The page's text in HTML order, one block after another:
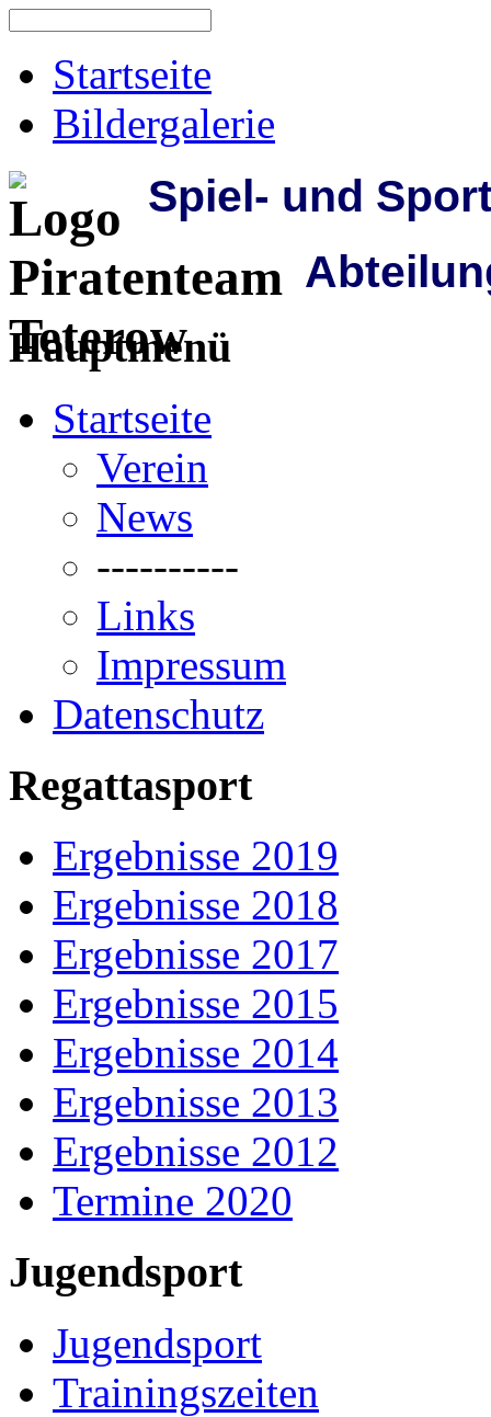
Startseite
Bildergalerie
Spiel- und
Hauptmenü
Startseite
Verein
News
----------
Links
Impressum
Datenschutz
Regattasport
Ergebnisse 2019
Ergebnisse 2018
Ergebnisse 2017
Ergebnisse 2015
Ergebnisse 2014
Ergebnisse 2013
Ergebnisse 2012
Termine 2020
Jugendsport
Jugendsport
Trainingszeiten